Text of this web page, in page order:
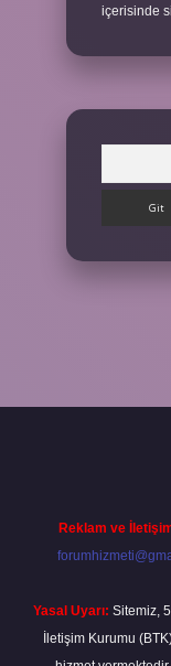
içerisinde
Reklam ve
Yasal Uyarı: Sitemiz,
İletişim Kurumu